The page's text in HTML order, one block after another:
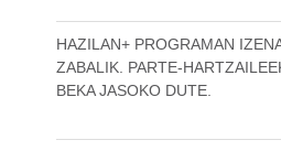
HAZILAN+ PROGRAMAN
ZABALIK. PARTE-
BEKA JASOKO DUTE.